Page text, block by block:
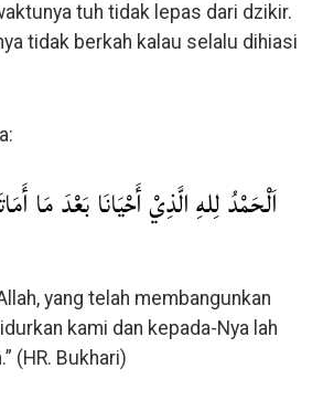
tuh tidak lepas dari dzikir.
tidak berkah kalau selalu dihiasi
اَلْحَمْدُ لِلهِ الَّذِيْ أَحْيَانَا بَعْدَ مَا
yang telah membangunkan
kami dan kepada-Nya lah
(HR. Bukhari)